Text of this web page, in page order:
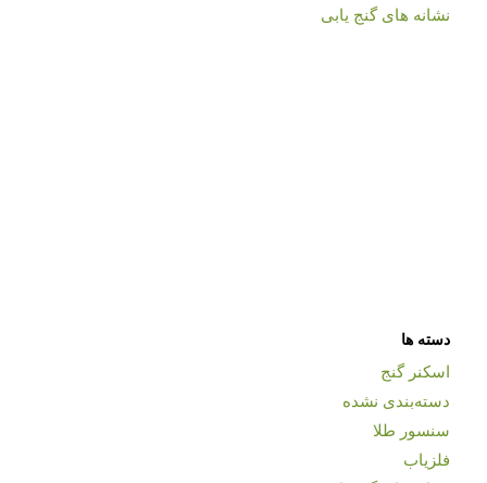
نشانه های گنج یابی
دسته ها
اسکنر گنج
دسته‌بندی نشده
سنسور طلا
فلزیاب